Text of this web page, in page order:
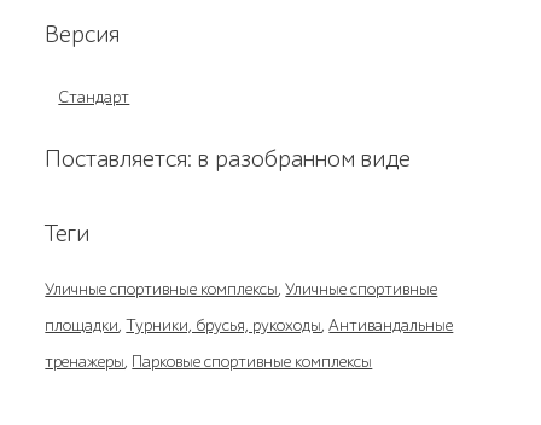
Версия
Стандарт
Поставляется: в разобранном виде
Теги
Уличные спортивные комплексы,Уличные спортивные
площадки,Турники, брусья, рукоходы,Антивандальные
тренажеры, Парковые спортивные комплексы